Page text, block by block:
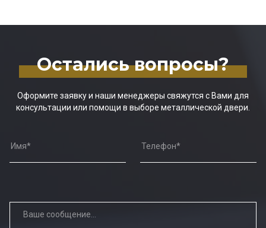
Остались вопросы?
Оформите заявку и наши менеджеры свяжутся с Вами для
консультации или помощи в выборе металлической двери.